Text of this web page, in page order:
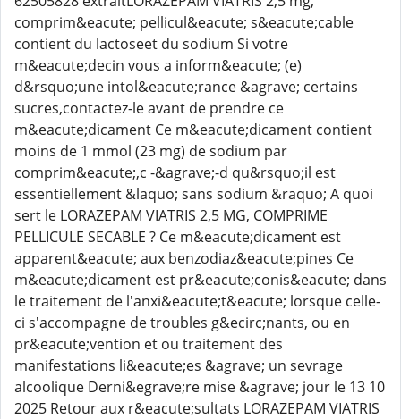
comprim&eacute; pellicul&eacute; s&eacute;cable
contient du lactoseet du sodium Si votre
m&eacute;decin vous a inform&eacute; (e)
d&rsquo;une intol&eacute;rance &agrave; certains
sucres,contactez-le avant de prendre ce
m&eacute;dicament Ce m&eacute;dicament contient
moins de 1 mmol (23 mg) de sodium par
comprim&eacute;,c -&agrave;-d qu&rsquo;il est
essentiellement &laquo; sans sodium &raquo; A quoi
sert le LORAZEPAM VIATRIS 2,5 MG, COMPRIME
PELLICULE SECABLE ? Ce m&eacute;dicament est
apparent&eacute; aux benzodiaz&eacute;pines Ce
m&eacute;dicament est pr&eacute;conis&eacute; dans
le traitement de l'anxi&eacute;t&eacute; lorsque celle-
ci s'accompagne de troubles g&ecirc;nants, ou en
pr&eacute;vention et ou traitement des
manifestations li&eacute;es &agrave; un sevrage
alcoolique Derni&egrave;re mise &agrave; jour le 13 10
2025 Retour aux r&eacute;sultats LORAZEPAM VIATRIS